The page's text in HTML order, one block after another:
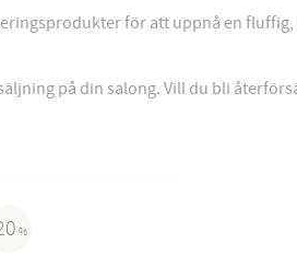
för att uppnå en
på din salong. Vill du bli
%